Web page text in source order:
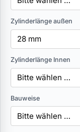
Zylinderlänge außen
Zylinderlänge Innen
Bauweise